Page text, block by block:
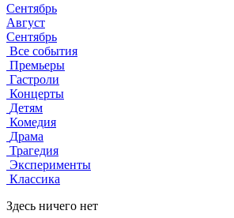
Сентябрь
Август
Сентябрь
Все события
Премьеры
Гастроли
Концерты
Детям
Комедия
Драма
Трагедия
Эксперименты
Классика
Здесь ничего нет